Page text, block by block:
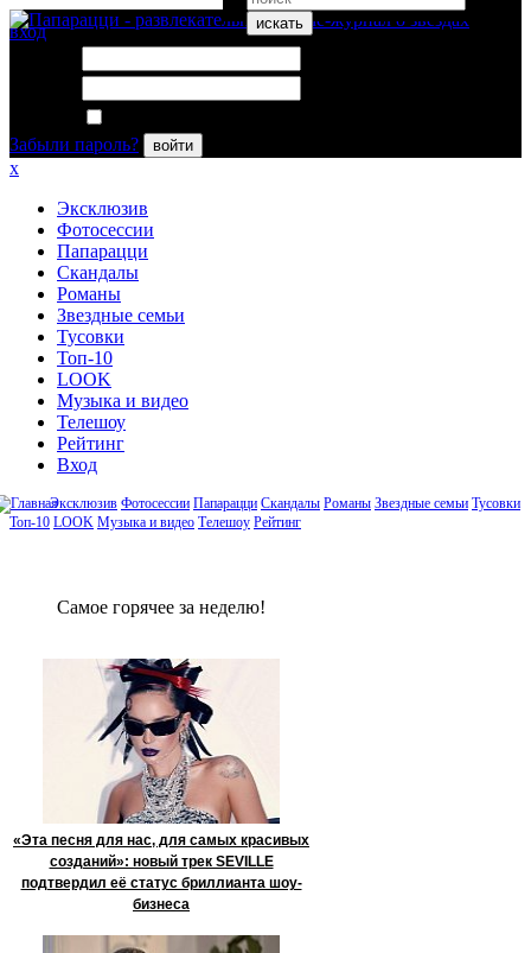
искать
вход
Забыли пароль?
войти
x
Эксклюзив
Фотосессии
Папарацци
Скандалы
Романы
Звездные семьи
Тусовки
Топ-10
LOOK
Музыка и видео
Телешоу
Рейтинг
Вход
Эксклюзив Фотосессии Папарацци Скандалы Романы Звездные семьи Тусовки
Топ-10 LOOK Музыка и видео Телешоу Рейтинг
Сaмое гoрячее за неделю!
«Эта песня для нас, для самых красивых
созданий»: новый трек SEVILLE
подтвердил её статус бриллианта шоу-
бизнеса